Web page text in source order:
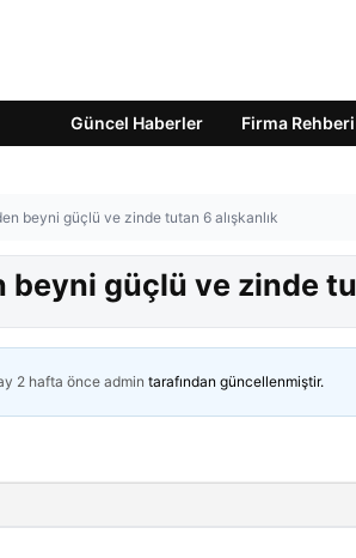
Güncel Haberler Firma Rehberi
beyni güçlü ve zinde tutan 6 alışkanlık
beyni güçlü ve zinde
2 hafta önceadmin tarafından güncellenmiştir.